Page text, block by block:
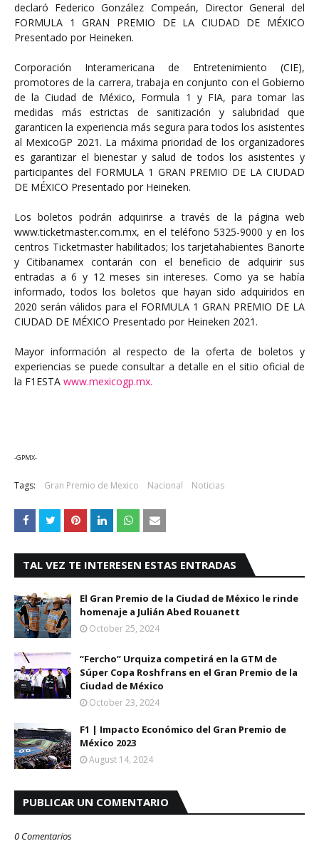
declaró Federico González Compeán, Director General del
FORMULA 1 GRAN PREMIO DE LA CIUDAD DE MÉXICO
Presentado por Heineken.
Corporación Interamericana de Entretenimiento (CIE),
promotores de la carrera, trabaja en conjunto con el Gobierno
de la Ciudad de México, Formula 1 y FIA, para tomar las
medidas más estrictas de sanitización y salubridad que
garanticen la experiencia más segura para todos los asistentes
al MexicoGP 2021. La máxima prioridad de los organizadores
es garantizar el bienestar y salud de todos los asistentes y
participantes del FORMULA 1 GRAN PREMIO DE LA CIUDAD
DE MÉXICO Presentado por Heineken.
Los boletos podrán adquirirse a través de la página web
www.ticketmaster.com.mx, en el teléfono 5325-9000 y en los
centros Ticketmaster habilitados; los tarjetahabientes Banorte
y Citibanamex contarán con el beneficio de adquirir sus
entradas a 6 y 12 meses sin intereses. Como ya se había
informado, todos los boletos que hayan sido adquiridos en
2020 serán válidos para el FORMULA 1 GRAN PREMIO DE LA
CIUDAD DE MÉXICO Presentado por Heineken 2021.
Mayor información al respecto de la oferta de boletos y
experiencias se puede consultar a detalle en el sitio oficial de
la F1ESTA www.mexicogp.mx.
-GPMX-
Tags: Gran Premio de Mexico Nacional Noticias
TAL VEZ TE INTERESEN ESTAS ENTRADAS
El Gran Premio de la Ciudad de México le rinde
homenaje a Julián Abed Rouanett
October 25, 2024
“Fercho” Urquiza competirá en la GTM de
Súper Copa Roshfrans en el Gran Premio de la
Ciudad de México
October 23, 2024
F1 | Impacto Económico del Gran Premio de
México 2023
August 14, 2024
PUBLICAR UN COMENTARIO
0 Comentarios